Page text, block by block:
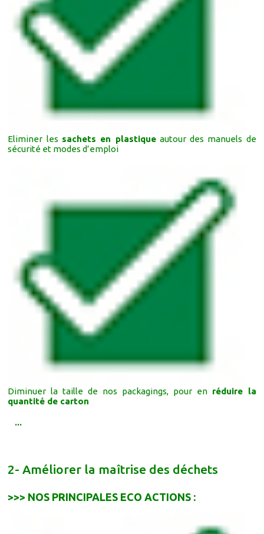
Eliminer les sachets en plastiqueautour des manuels de
sécurité et modes d’emploi
Diminuer la taille de nos packagings, pour en réduire la
quantité de carton
...
2- Améliorer la maîtrise des déchets
>>> NOS PRINCIPALES ECO ACTIONS :